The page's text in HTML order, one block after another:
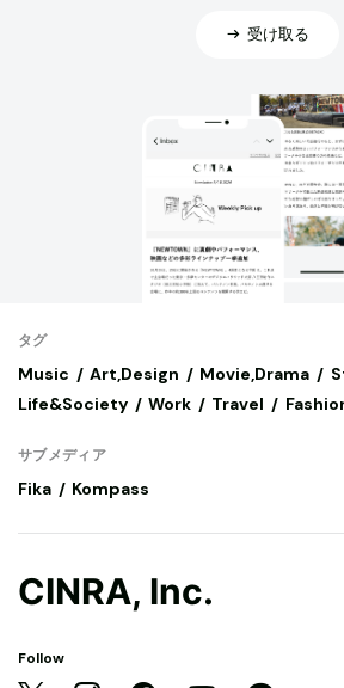
受け取る
タグ
Music Art,Design Movie,Drama
Life&Society
Work Travel
サブメディア
Fika Kompass
CINRA, Inc.
Follow